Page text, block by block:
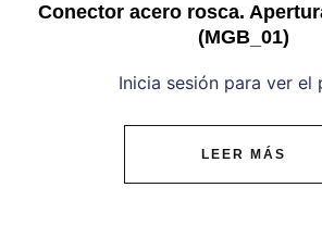
Conector acero rosca.
(MGB_01)
Inicia sesión para ver el
LEER MÁS